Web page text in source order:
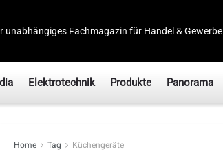
unabhängiges Fachmagazin für Handel & Gewerbe
Elektrotechnik Produkte Panorama
Home Tag Küchengeräte